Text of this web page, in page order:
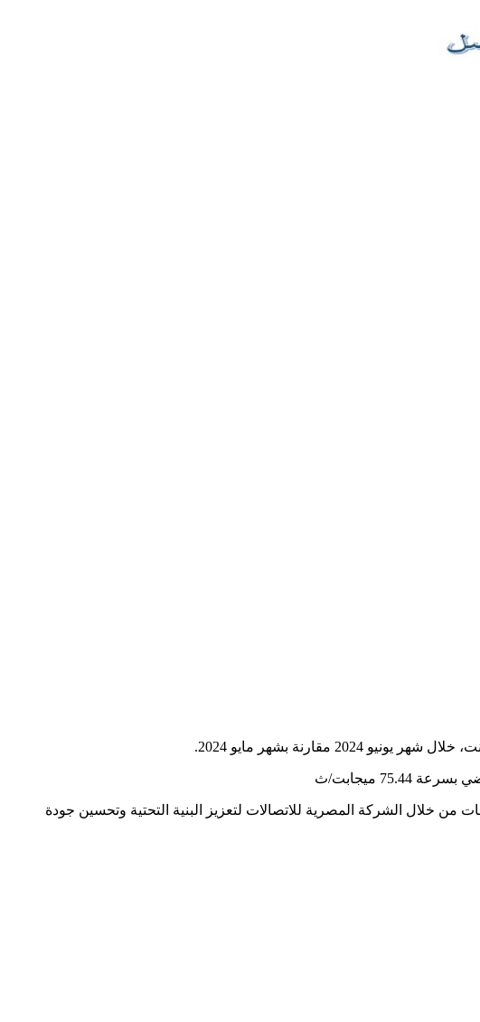
من خلال الشركة المصرية للاتصالات لتعزيز البنية التحتية وتحسين جودة